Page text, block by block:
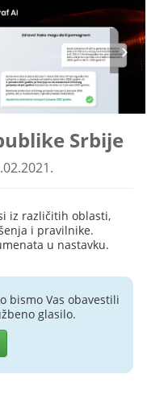
Srbije
iz različitih oblasti,
i pravilnike.
u nastavku.
bismo Vas obavestili
glasilo.